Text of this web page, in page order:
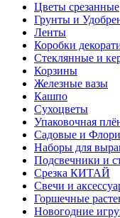
Цветы срезанные
Грунты и
Ленты
Коробки
Стеклянные и
Корзины
Железные вазы
Кашпо
Сухоцветы
Упаковочная
Садовые и
Наборы для
Подсвечники и
Срезка КИТАЙ
Свечи и
Горшечные
Новогодние